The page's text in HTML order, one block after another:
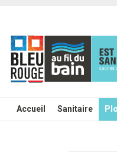
Accueil Sanitaire